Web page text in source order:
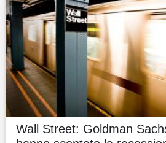
Wall Street: Goldman